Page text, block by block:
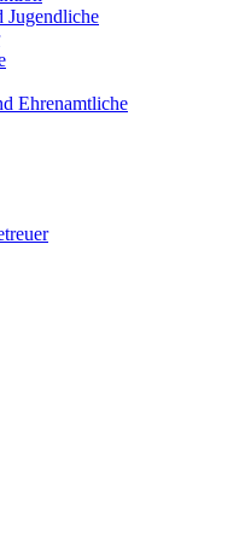
Jugendliche
Ehrenamtliche